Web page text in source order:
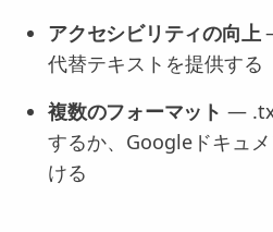
アクセシビリティの向上
代替テキストを提供する
複数のフォーマット —
するか、Googleドキュ
ける